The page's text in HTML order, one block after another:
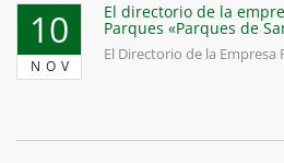
10
NOV
El directorio de la
Parques «Parques de
El Directorio de la Empresa